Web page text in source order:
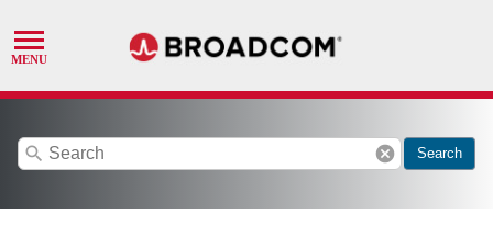
search cancel Search